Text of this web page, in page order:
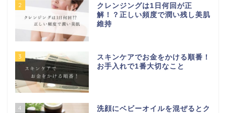
2
クレンジングは1日何回が正
解！？正しい頻度で潤い残し美肌
維持
3
スキンケアでお金をかける順番！
お手入れで1番大切なこと
4
洗顔にベビーオイルを混ぜるとク